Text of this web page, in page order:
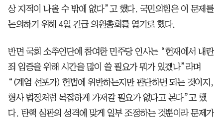
상 지적이 나올 수 밖에 없다”고 했다. 국민의힘은 이 문제를
논의하기 위해 4일 긴급 의원총회를 열기로 했다.
반면 국회 소추인단에 참여한 민주당 인사는 “헌재에서 내란
죄 입증을 위해 시간을 많이 쓸 필요가 뭐가 있겠나”라며
“(계엄 선포가) 헌법에 위반하는지만 판단하면 되는 것이지,
형사 법정처럼 복잡하게 가져갈 필요가 없다고 본다”고 했
다. 탄핵 심판의 성격에 맞게 일부 조정하는 것뿐이라 문제가